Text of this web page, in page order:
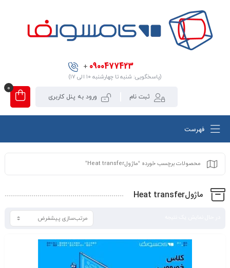
0900477423
+
(پاسخگویی: شنبه تا چهارشنبه ۱۰ الی ۱۷)
ثبت نام ورود به پنل کاربری
0
فهرست
محصولات برچسب خورده “ماژولHeat transfer”
ماژولHeat transfer